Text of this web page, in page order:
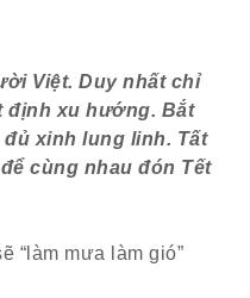
Việt. Duy nhất chỉ
định xu hướng. Bắt
xinh lung linh. Tất
cùng nhau đón Tết
“làm mưa làm gió”